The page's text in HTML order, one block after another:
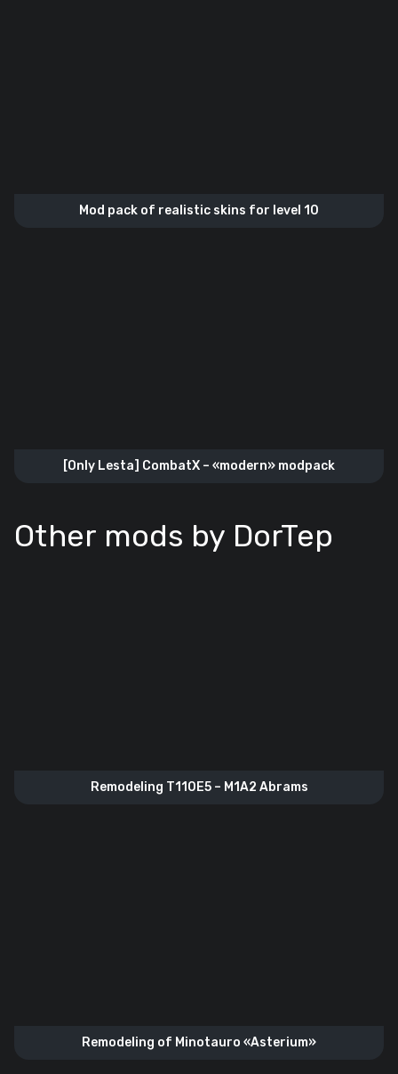
Mod pack of realistic skins for level 10
[Only Lesta] CombatX – «modern» modpack
Other mods by DorTep
Remodeling T110E5 – M1A2 Abrams
Remodeling of Minotauro «Asterium»